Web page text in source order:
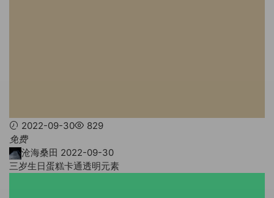
2022-09-30
829
免费
沧海桑田 2022-09-30
三岁生日蛋糕卡通透明元素